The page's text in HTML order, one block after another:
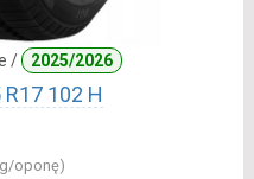
/ 2025/2026
102 H
oponę)